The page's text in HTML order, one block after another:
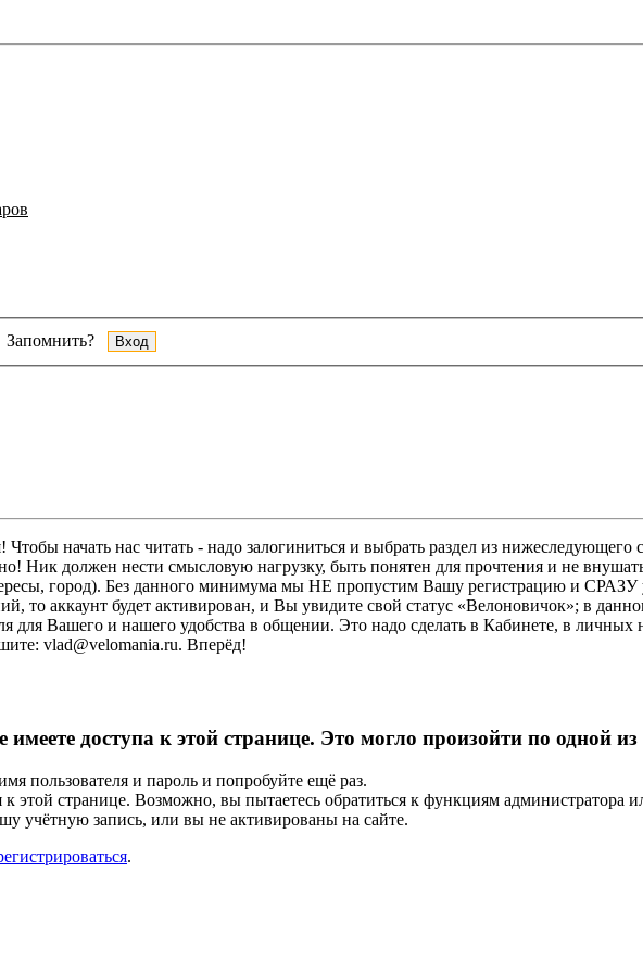
Запомнить?
начать нас читать - надо залогиниться и выбрать раздел из
Ник должен нести смысловую нагрузку, быть понятен для прочтения и не
город). Без данного минимума мы НЕ пропустим Вашу регистрацию и СРАЗУ
то аккаунт будет активирован, и Вы увидите свой статус «Велоновичок»; в
для Вашего и нашего удобства в общении. Это надо сделать в Кабинете, в
vlad@velomania.ru. Вперёд!
доступа к этой странице. Это могло произойти по одной
пользователя и пароль и попробуйте ещё раз.
к этой странице. Возможно, вы пытаетесь обратиться к функциям
учётную запись, или вы не активированы на сайте.
.